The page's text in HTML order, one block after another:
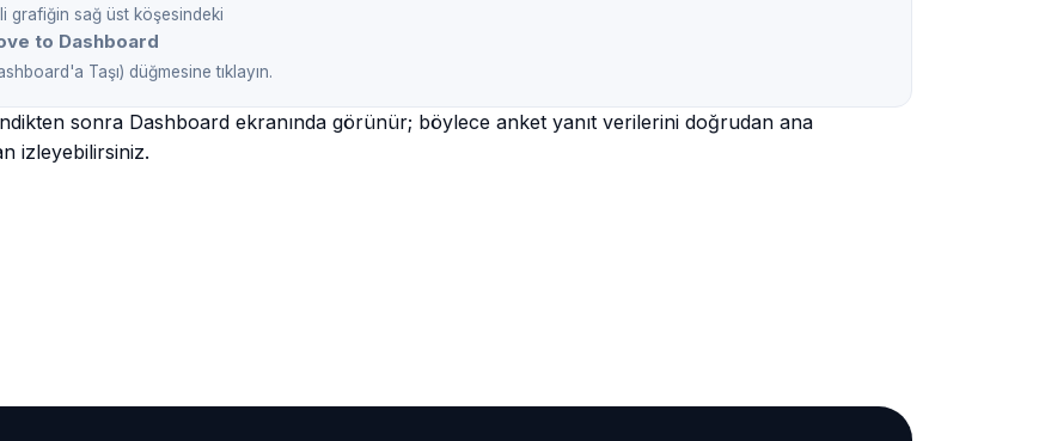
grafiğin sağ üst köşesindeki
to Dashboard
Taşı) düğmesine tıklayın.
sonra Dashboard ekranında görünür; böylece anket yanıt verilerini doğrudan ana
izleyebilirsiniz.